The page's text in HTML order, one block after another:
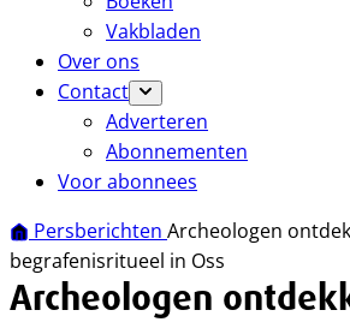
Vakbladen
Over ons
Contact
Adverteren
Abonnementen
Voor abonnees
Persberichten Archeologen
begrafenisritueel in Oss
Archeologen